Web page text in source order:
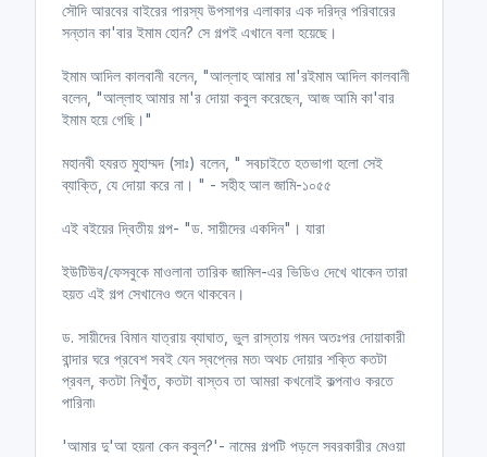
সৌদি আরবের বাইরের পারস্য উপসাগর এলাকার এক দরিদ্র পরিবারের
সন্তান কা'বার ইমাম হোন? সে গল্পই এখানে বলা হয়েছে।
ইমাম আদিল কালবানী বলেন, "আল্লাহ আমার মা'রইমাম আদিল কালবানী
বলেন, "আল্লাহ আমার মা'র দোয়া কবুল করেছেন, আজ আমি কা'বার
ইমাম হয়ে গেছি।"
মহানবী হযরত মুহাম্মদ (সাঃ) বলেন, " সবচাইতে হতভাগা হলো সেই
ব্যাক্তি, যে দোয়া করে না। " - সহীহ আল জামি-১০৫৫
এই বইয়ের দ্বিতীয় গল্প- "ড. সায়ীদের একদিন"। যারা
ইউটিউব/ফেসবুকে মাওলানা তারিক জামিল-এর ভিডিও দেখে থাকেন তারা
হয়ত এই গল্প সেখানেও শুনে থাকবেন।
ড. সায়ীদের বিমান যাত্রায় ব্যাঘাত, ভুল রাস্তায় গমন অতঃপর দোয়াকারী
বান্দার ঘরে প্রবেশ সবই যেন স্বপ্নের মত৷ অথচ দোয়ার শক্তি কতটা
প্রবল, কতটা নিখুঁত, কতটা বাস্তব তা আমরা কখনোই কল্পনাও করতে
পারিনা৷
'আমার দু'আ হয়না কেন কবুল?'- নামের গল্পটি পড়লে সবরকারীর মেওয়া